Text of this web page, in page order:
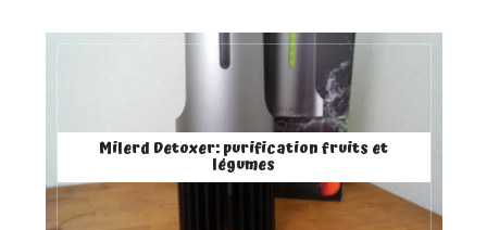
Milerd Detoxer: purification fruits et
légumes